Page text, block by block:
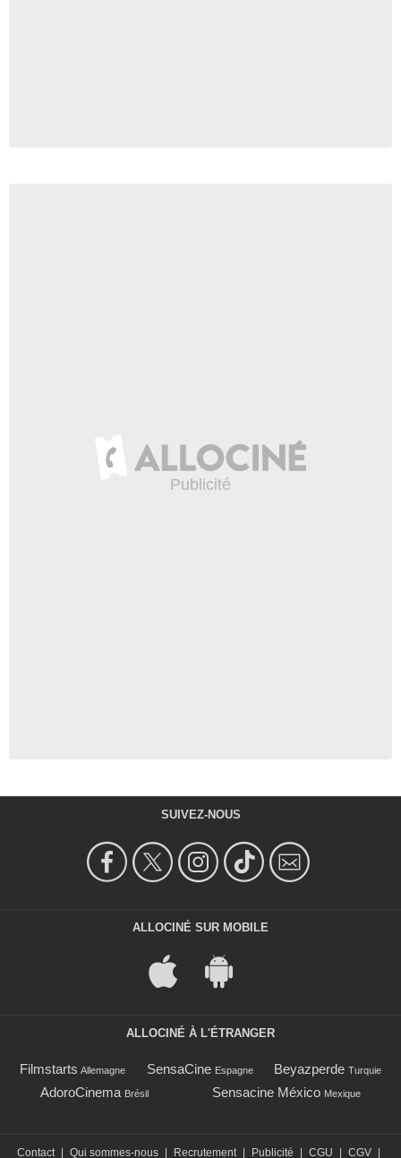
SUIVEZ-NOUS
ALLOCINÉ SUR MOBILE
ALLOCINÉ À L'ÉTRANGER
Filmstarts Allemagne SensaCine Espagne Beyazperde Turquie
AdoroCinema Brésil Sensacine México Mexique
Contact Qui sommes-nous Recrutement Publicité CGU CGV